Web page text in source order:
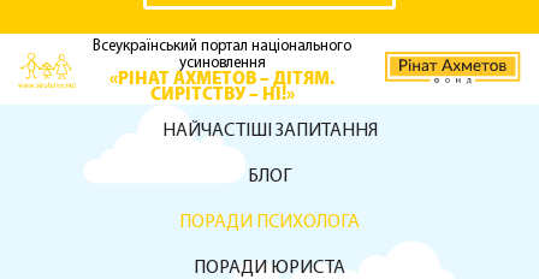
Всеукраїнський портал національного
усиновлення
«РІНАТ АХМЕТОВ – ДІТЯМ.
СИРІТСТВУ – НІ!»
НАЙЧАСТІШІ ЗАПИТАННЯ
БЛОГ
ПОРАДИ ПСИХОЛОГА
ПОРАДИ ЮРИСТА